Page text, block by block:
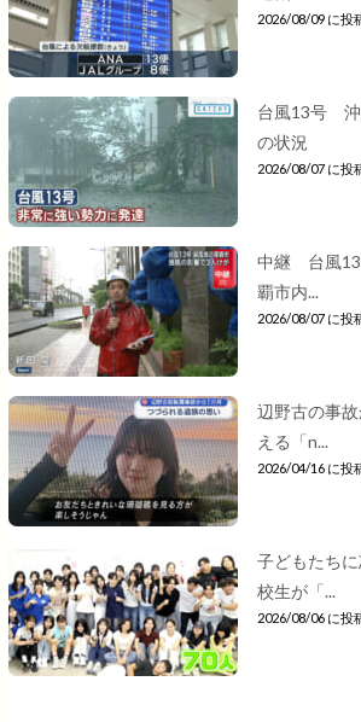
2026/08/09 に投
台風13号
の状況
2026/08/07 に投
中継 台風13
覇市内...
2026/08/07 に投
辺野古の事
える「n...
2026/04/16 に投
子どもたち
校生が「...
2026/08/06 に投